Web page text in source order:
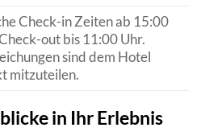
Check-in Zeiten ab 15:00
out bis 11:00 Uhr.
sind dem Hotel
mitzuteilen.
in Ihr Erlebnis